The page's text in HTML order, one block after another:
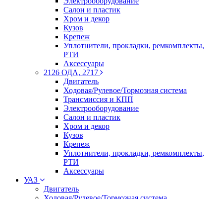
Салон и пластик
Хром и декор
Кузов
Крепеж
Уплотнители, прокладки, ремкомплекты,
РТИ
Аксессуары
2126 ОДА, 2717
Двигатель
Ходовая/Рулевое/Тормозная система
Трансмиссия и КПП
Электрооборудование
Салон и пластик
Хром и декор
Кузов
Крепеж
Уплотнители, прокладки, ремкомплекты,
РТИ
Аксессуары
УАЗ
Двигатель